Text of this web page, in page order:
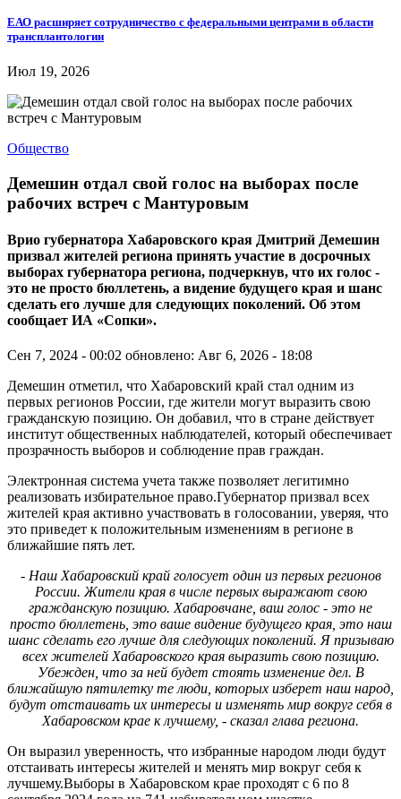
ЕАО расширяет сотрудничество с федеральными центрами в области
трансплантологии
Июл 19, 2026
Общество
Демешин отдал свой голос на выборах после
рабочих встреч с Мантуровым
Врио губернатора Хабаровского края Дмитрий Демешин
призвал жителей региона принять участие в досрочных
выборах губернатора региона, подчеркнув, что их голос -
это не просто бюллетень, а видение будущего края и шанс
сделать его лучше для следующих поколений. Об этом
сообщает ИА «Сопки».
Сен 7, 2024 - 00:02 обновлено: Авг 6, 2026 - 18:08
Демешин отметил, что Хабаровский край стал одним из
первых регионов России, где жители могут выразить свою
гражданскую позицию. Он добавил, что в стране действует
институт общественных наблюдателей, который обеспечивает
прозрачность выборов и соблюдение прав граждан.
Электронная система учета также позволяет легитимно
реализовать избирательное право.Губернатор призвал всех
жителей края активно участвовать в голосовании, уверяя, что
это приведет к положительным изменениям в регионе в
ближайшие пять лет.
- Наш Хабаровский край голосует один из первых регионов
России. Жители края в числе первых выражают свою
гражданскую позицию. Хабаровчане, ваш голос - это не
просто бюллетень, это ваше видение будущего края, это наш
шанс сделать его лучше для следующих поколений. Я призываю
всех жителей Хабаровского края выразить свою позицию.
Убежден, что за ней будет стоять изменение дел. В
ближайшую пятилетку те люди, которых изберет наш народ,
будут отстаивать их интересы и изменять мир вокруг себя в
Хабаровском крае к лучшему, - сказал глава региона.
Он выразил уверенность, что избранные народом люди будут
отстаивать интересы жителей и менять мир вокруг себя к
лучшему.Выборы в Хабаровском крае проходят с 6 по 8